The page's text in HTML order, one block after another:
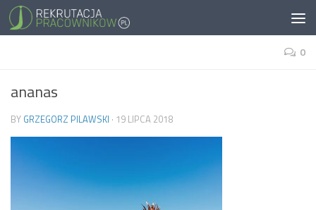
0
ananas
BY GRZEGORZ PILAWSKI · 19 LIPCA 2018